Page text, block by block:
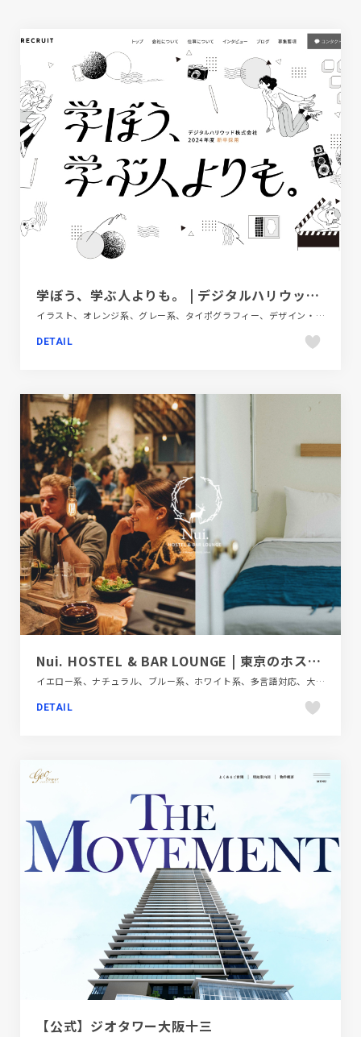
学ぼう、学ぶ人よりも。 | デジタルハリウッド株式会社採用情報
イラスト、オレンジ系、グレー系、タイポグラフィー、デザイン・アート・音楽・文芸、ホワイト系、教育・学校、新卒・中途採用サイト
DETAIL
Nui. HOSTEL & BAR LOUNGE | 東京のホステル＆バーラウンジ
イエロー系、ナチュラル、ブルー系、ホワイト系、多言語対応、大きめ写真、施設・店舗サイト、旅行・ホテル・観光、飲食店・グルメ・ウェディング
DETAIL
【公式】ジオタワー大阪十三